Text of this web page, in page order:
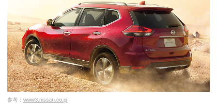
参考： www3.nissan.co.jp